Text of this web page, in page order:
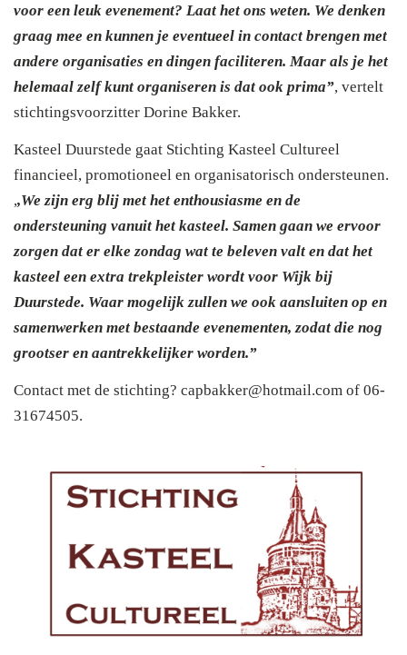
voor een leuk evenement? Laat het ons weten. We denken
graag mee en kunnen je eventueel in contact brengen met
andere organisaties en dingen faciliteren. Maar als je het
helemaal zelf kunt organiseren is dat ook prima”, vertelt
stichtingsvoorzitter Dorine Bakker.
Kasteel Duurstede gaat Stichting Kasteel Cultureel
financieel, promotioneel en organisatorisch ondersteunen.
,,We zijn erg blij met het enthousiasme en de
ondersteuning vanuit het kasteel. Samen gaan we ervoor
zorgen dat er elke zondag wat te beleven valt en dat het
kasteel een extra trekpleister wordt voor Wijk bij
Duurstede. Waar mogelijk zullen we ook aansluiten op en
samenwerken met bestaande evenementen, zodat die nog
grootser en aantrekkelijker worden.”
Contact met de stichting? capbakker@hotmail.com of 06-
31674505.